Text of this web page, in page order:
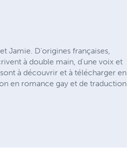
Jamie. D'origines françaises,
à double main, d'une voix et
à découvrir et à télécharger en
en romance gay et de traduction